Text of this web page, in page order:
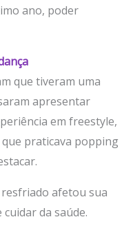
ano, poder
que tiveram uma
apresentar
em freestyle,
praticava popping
afetou sua
da saúde.